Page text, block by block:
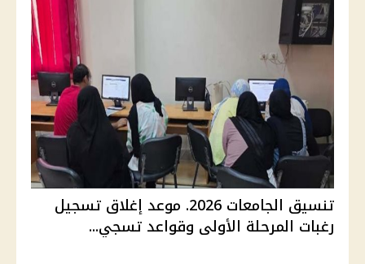
تنسيق الجامعات 2026. موعد إغلاق تسجيل
رغبات المرحلة الأولى وقواعد تسجي...